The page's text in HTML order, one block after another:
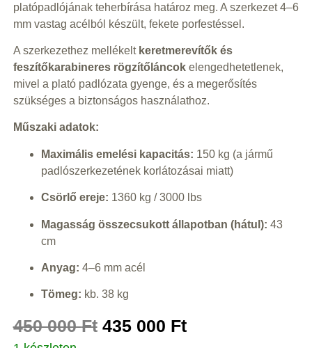
platópadlójának teherbírása határoz meg. A szerkezet 4–6
mm vastag acélból készült, fekete porfestéssel.
A szerkezethez mellékelt keretmerevítők és
feszítőkarabineres rögzítőláncokelengedhetetlenek,
mivel a plató padlózata gyenge, és a megerősítés
szükséges a biztonságos használathoz.
Műszaki adatok:
Maximális emelési kapacitás: 150 kg (a jármű
padlószerkezetének korlátozásai miatt)
Csörlő ereje: 1360 kg / 3000 lbs
Magasság összecsukott állapotban (hátul): 43
cm
Anyag: 4–6 mm acél
Tömeg: kb. 38 kg
450 000Ft 435 000 Ft